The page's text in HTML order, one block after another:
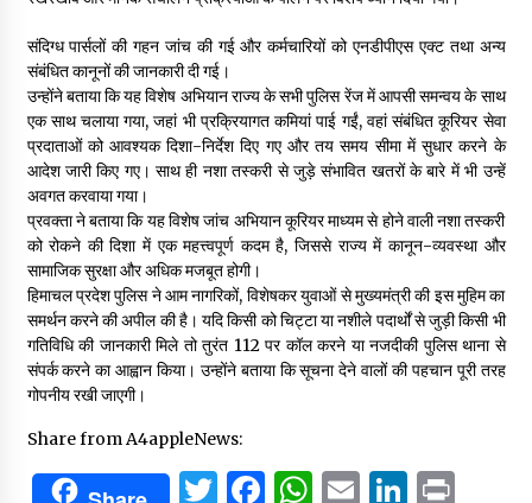
संदिग्ध पार्सलों की गहन जांच की गई और कर्मचारियों को एनडीपीएस एक्ट तथा अन्य
संबंधित कानूनों की जानकारी दी गई।
उन्होंने बताया कि यह विशेष अभियान राज्य के सभी पुलिस रेंज में आपसी समन्वय के साथ
एक साथ चलाया गया, जहां भी प्रक्रियागत कमियां पाई गईं, वहां संबंधित कूरियर सेवा
प्रदाताओं को आवश्यक दिशा-निर्देश दिए गए और तय समय सीमा में सुधार करने के
आदेश जारी किए गए। साथ ही नशा तस्करी से जुड़े संभावित खतरों के बारे में भी उन्हें
अवगत करवाया गया।
प्रवक्ता ने बताया कि यह विशेष जांच अभियान कूरियर माध्यम से होने वाली नशा तस्करी
को रोकने की दिशा में एक महत्त्वपूर्ण कदम है, जिससे राज्य में कानून-व्यवस्था और
सामाजिक सुरक्षा और अधिक मजबूत होगी।
हिमाचल प्रदेश पुलिस ने आम नागरिकों, विशेषकर युवाओं से मुख्यमंत्री की इस मुहिम का
समर्थन करने की अपील की है। यदि किसी को चिट्टा या नशीले पदार्थों से जुड़ी किसी भी
गतिविधि की जानकारी मिले तो तुरंत 112 पर कॉल करने या नजदीकी पुलिस थाना से
संपर्क करने का आह्वान किया। उन्होंने बताया कि सूचना देने वालों की पहचान पूरी तरह
गोपनीय रखी जाएगी।
Share from A4appleNews:
Twitter
Facebook
WhatsApp
Email